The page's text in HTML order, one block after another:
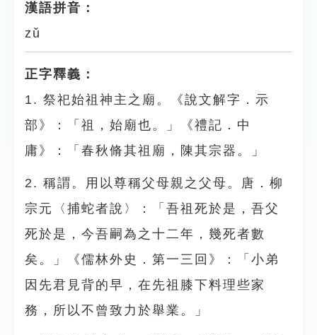
漢語拼音：
zǔ
正字釋義：
1. 祭祀始祖神主之廟。《說文解字．示
部》：「祖，始廟也。」《禮記．中
庸》：「春秋脩其祖廟，陳其宗器。」
2. 稱謂。用以尊稱父母親之父母。唐．柳
宗元〈捕蛇者說〉：「吾祖死於是，吾父
死於是，今吾嗣為之十二年，幾死者數
矣。」《儒林外史．第一三回》：「小弟
因先君見背的早，在先祖膝下料理些家
務，所以不曾致力於舉業。」